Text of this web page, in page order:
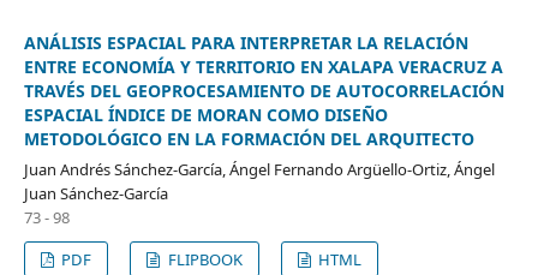
ANÁLISIS ESPACIAL PARA INTERPRETAR LA RELACIÓN
ENTRE ECONOMÍA Y TERRITORIO EN XALAPA VERACRUZ A
TRAVÉS DEL GEOPROCESAMIENTO DE AUTOCORRELACIÓN
ESPACIAL ÍNDICE DE MORAN COMO DISEÑO
METODOLÓGICO EN LA FORMACIÓN DEL ARQUITECTO
Juan Andrés Sánchez-García, Ángel Fernando Argüello-Ortiz, Ángel
Juan Sánchez-García
73 - 98
PDF
FLIPBOOK HTML